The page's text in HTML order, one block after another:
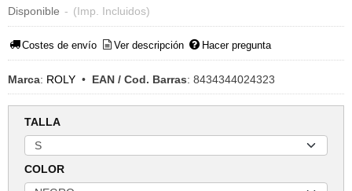
Disponible - (Imp. Incluidos)
Costes de envío Ver descripción Hacer pregunta
Marca: ROLY • EAN / Cod. Barras: 8434344024323
TALLA
COLOR